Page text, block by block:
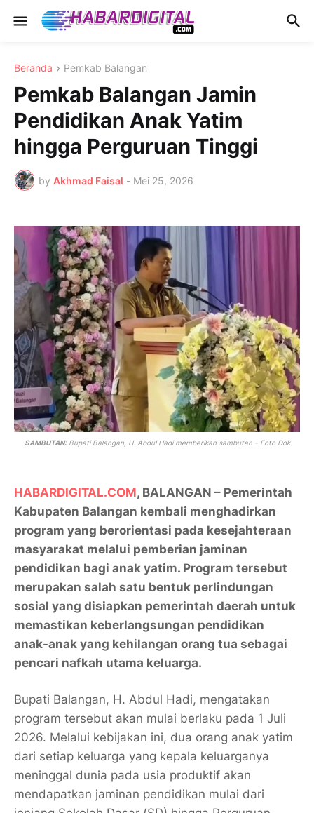
Beranda Pemkab Balangan
Pemkab Balangan Jamin
Pendidikan Anak Yatim
hingga Perguruan Tinggi
by Akhmad Faisal - Mei 25, 2026
SAMBUTAN: Bupati Balangan, H. Abdul Hadi memberikan sambutan - Foto Dok
HABARDIGITAL.COM, BALANGAN – Pemerintah
Kabupaten Balangan kembali menghadirkan
program yang berorientasi pada kesejahteraan
masyarakat melalui pemberian jaminan
pendidikan bagi anak yatim. Program tersebut
merupakan salah satu bentuk perlindungan
sosial yang disiapkan pemerintah daerah untuk
memastikan keberlangsungan pendidikan
anak-anak yang kehilangan orang tua sebagai
pencari nafkah utama keluarga.
Bupati Balangan, H. Abdul Hadi, mengatakan
program tersebut akan mulai berlaku pada 1 Juli
2026. Melalui kebijakan ini, dua orang anak yatim
dari setiap keluarga yang kepala keluarganya
meninggal dunia pada usia produktif akan
mendapatkan jaminan pendidikan mulai dari